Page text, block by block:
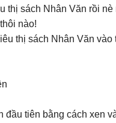
thị sách Nhân Văn rồi nè
nào!
thị sách Nhân Văn vào
tiên bằng cách xen